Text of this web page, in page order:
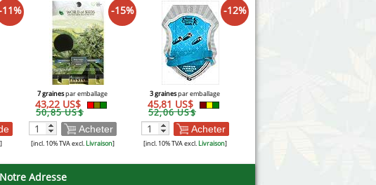
]
-15%
7 grainespar emballage
43,22 US$
50,85 US$
Acheter
[incl. 10% TVA excl.Livraison]
-12%
3 grainespar emballage
45,81 US$
52,06 US$
Acheter
[incl. 10% TVA excl.Livraison]
Notre Adresse